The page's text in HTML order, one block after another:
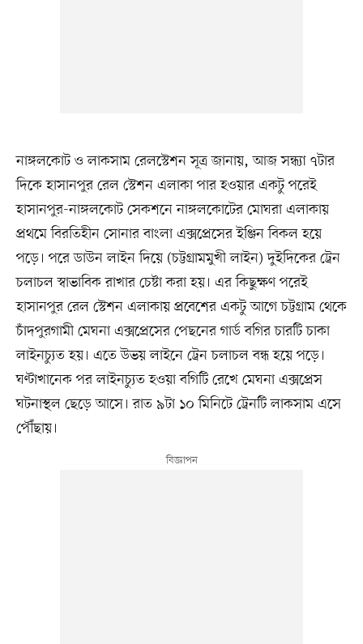
নাঙ্গলকোট ও লাকসাম রেলস্টেশন সূত্র জানায়, আজ সন্ধ্যা ৭টার
দিকে হাসানপুর রেল স্টেশন এলাকা পার হওয়ার একটু পরেই
হাসানপুর-নাঙ্গলকোট সেকশনে নাঙ্গলকোটের মোঘরা এলাকায়
প্রথমে বিরতিহীন সোনার বাংলা এক্সপ্রেসের ইঞ্জিন বিকল হয়ে
পড়ে। পরে ডাউন লাইন দিয়ে (চট্টগ্রামমুখী লাইন) দুইদিকের ট্রেন
চলাচল স্বাভাবিক রাখার চেষ্টা করা হয়। এর কিছুক্ষণ পরেই
হাসানপুর রেল স্টেশন এলাকায় প্রবেশের একটু আগে চট্টগ্রাম থেকে
চাঁদপুরগামী মেঘনা এক্সপ্রেসের পেছনের গার্ড বগির চারটি চাকা
লাইনচ্যুত হয়। এতে উভয় লাইনে ট্রেন চলাচল বন্ধ হয়ে পড়ে।
ঘণ্টাখানেক পর লাইনচ্যুত হওয়া বগিটি রেখে মেঘনা এক্সপ্রেস
ঘটনাস্থল ছেড়ে আসে। রাত ৯টা ১০ মিনিটে ট্রেনটি লাকসাম এসে
পৌঁছায়।